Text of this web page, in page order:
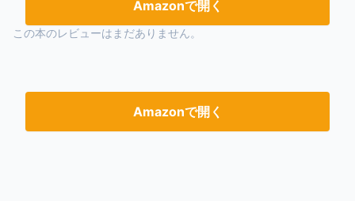
Amazonで開く
この本のレビューはまだありません。
Amazonで開く